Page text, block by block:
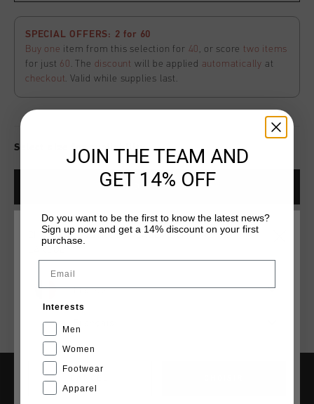
SPECIAL OFFERS: 2 for 60
Buy one item from this selection for 40 , or score two items
for just 60 . The discount will be applied automatically at
checkout. Valid while supplies last.
Select size for availability
ADD 0 TO CART
Livraison rapide dans le monde entier
Livraison standard gratuite à partir de €99,95
Payer avec Klarna, PayPal ou carte de crédit
AIDE & INFO
CHOISISSEZ VOTRE EMPLACEMENT ET VOTRE
France
JOIN THE TEAM AND
GET 14% OFF
Do you want to be the first to know the latest news?
Sign up now and get a 14% discount on your first
purchase.
Interests
Men
Women
Footwear
Apparel